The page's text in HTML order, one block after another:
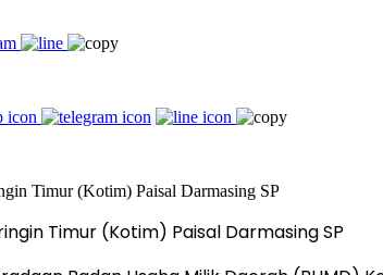
Timur (Kotim) Paisal Darmasing SP